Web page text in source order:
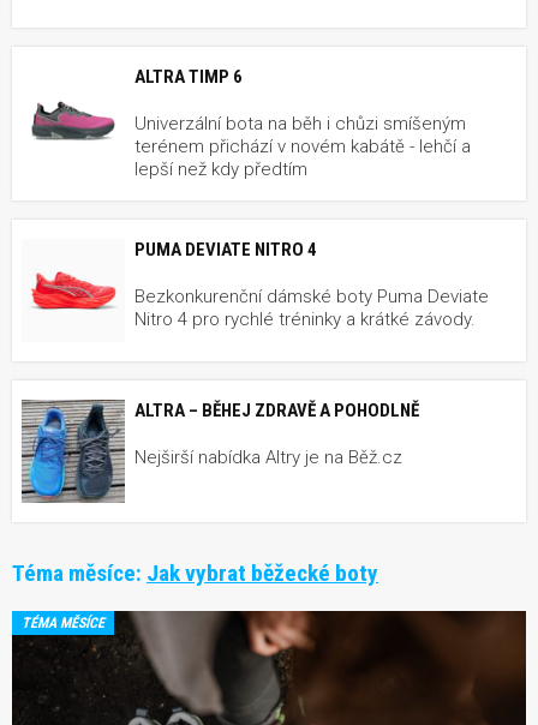
ALTRA TIMP 6
Univerzální bota na běh i chůzi smíšeným
terénem přichází v novém kabátě - lehčí a
lepší než kdy předtím
PUMA DEVIATE NITRO 4
Bezkonkurenční dámské boty Puma Deviate
Nitro 4 pro rychlé tréninky a krátké závody.
ALTRA – BĚHEJ ZDRAVĚ A POHODLNĚ
Nejširší nabídka Altry je na Běž.cz
Téma měsíce: Jak vybrat běžecké boty
TÉMA MĚSÍCE